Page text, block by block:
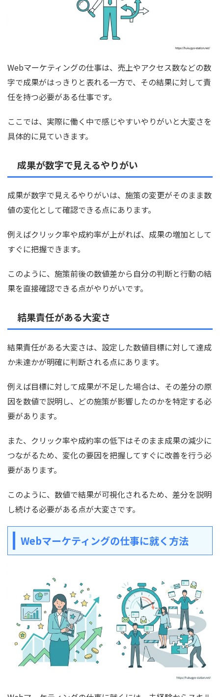
Webマーケティングの仕事は、売上やアクセス数などの数
字で成果がはっきりと表れる一方で、その結果に対して責
任を持つ必要がある仕事です。
ここでは、実際に働く中で感じやすいやりがいと大変さを
具体的に見ていきます。
成果が数字で見えるやりがい
成果が数字で見えるやりがいは、施策の変更がそのまま数
値の変化として確認できる点にあります。
例えばクリック率や成約率が上がれば、成果の増加として
すぐに把握できます。
このように、施策前後の数値差から自分の判断と行動の結
果を直接確認できる点がやりがいです。
結果責任がある大変さ
結果責任がある大変さは、設定した数値目標に対して達成
か未達かが明確に判断される点にあります。
例えば目標に対して成果が不足した場合は、その差分の原
因を数値で説明し、どの施策が影響したのかを特定する必
要があります。
また、クリック率や成約率の低下はそのまま成果の減少に
つながるため、変化の要因を把握してすぐに改善を行う必
要があります。
このように、数値で結果が可視化されるため、差分を説明
し続ける必要がある点が大変さです。
Webマーケティングの仕事に就く方法